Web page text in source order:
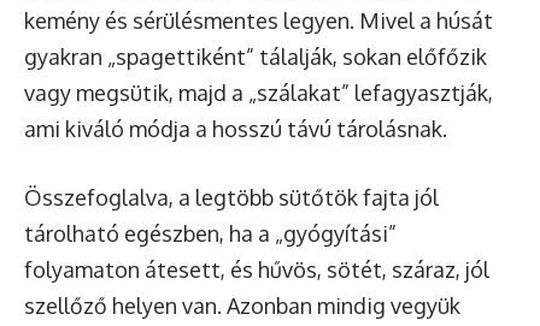
kemény és sérülésmentes legyen. Mivel a húsát
gyakran „spagettiként” tálalják, sokan előfőzik
vagy megsütik, majd a „szálakat” lefagyasztják,
ami kiváló módja a hosszú távú tárolásnak.
Összefoglalva, a legtöbb sütőtök fajta jól
tárolható egészben, ha a „gyógyítási”
folyamaton átesett, és hűvös, sötét, száraz, jól
szellőző helyen van. Azonban mindig vegyük